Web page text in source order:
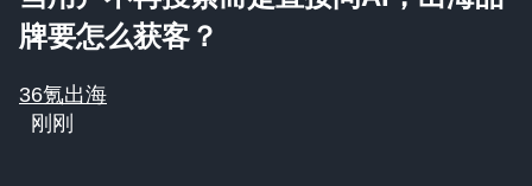
牌要怎么获客？
36氪出海
刚刚